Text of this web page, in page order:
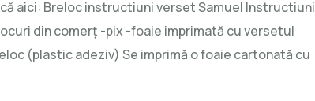
aici: Breloc instructiuni verset Samuel Instructiuni
din comerţ -pix -foaie imprimată cu versetul
(plastic adeziv) Se imprimă o foaie cartonată cu